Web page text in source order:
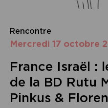
Rencontre
mercredi 17 octobre
France Israël :
de la BD Rutu
Pinkus &